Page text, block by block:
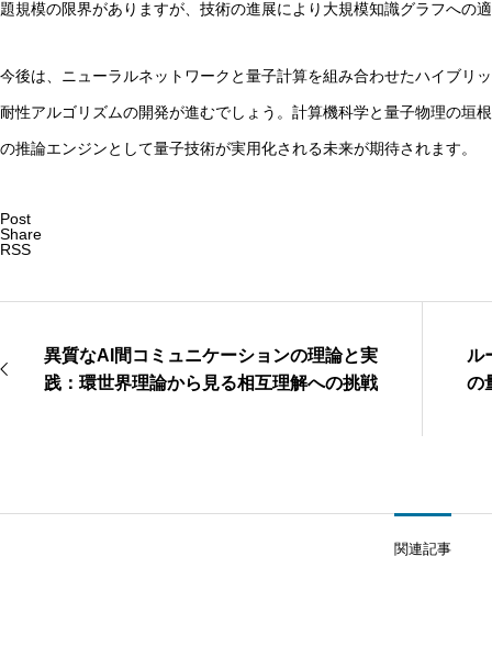
題規模の限界がありますが、技術の進展により大規模知識グラフへの
今後は、ニューラルネットワークと量子計算を組み合わせたハイブリ
耐性アルゴリズムの開発が進むでしょう。計算機科学と量子物理の垣
の推論エンジンとして量子技術が実用化される未来が期待されます。
Post
Share
RSS
異質なAI間コミュニケーションの理論と実
践：環世界理論から見る相互理解への挑戦
ル
の
関連記事